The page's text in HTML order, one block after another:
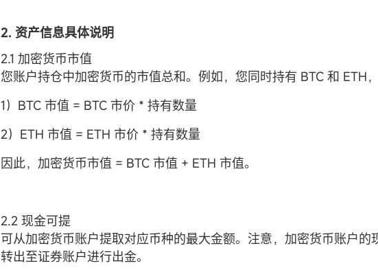
2. 资产信息具体说明
2.1 加密货币市值
您账户持仓中加密货币的市值总和。例如，您同时持有 BTC 和 ETH，
1）BTC 市值 = BTC 市价 * 持有数量
2）ETH 市值 = ETH 市价 * 持有数量
因此，加密货币市值 = BTC 市值 + ETH 市值。
2.2 现金可提
可从加密货币账户提取对应币种的最大金额。注意，加密货币账户的
转出至证券账户进行出金。